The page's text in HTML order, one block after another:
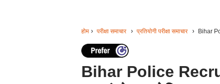
होम परीक्षा समाचार प्रतियोगी परीक्षा समाचार Bihar
Bihar Police